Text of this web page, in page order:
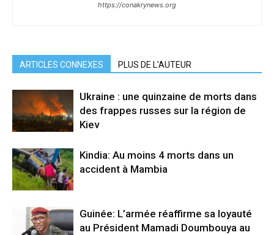
https://conakrynews.org
ARTICLES CONNEXES PLUS DE L'AUTEUR
Ukraine : une quinzaine de morts dans
des frappes russes sur la région de
Kiev
Kindia: Au moins 4 morts dans un
accident à Mambia
Guinée: L’armée réaffirme sa loyauté
au Président Mamadi Doumbouya au